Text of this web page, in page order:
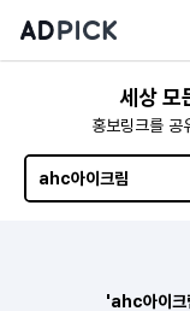
세상 모
홍보링크를 공
'ahc아이크